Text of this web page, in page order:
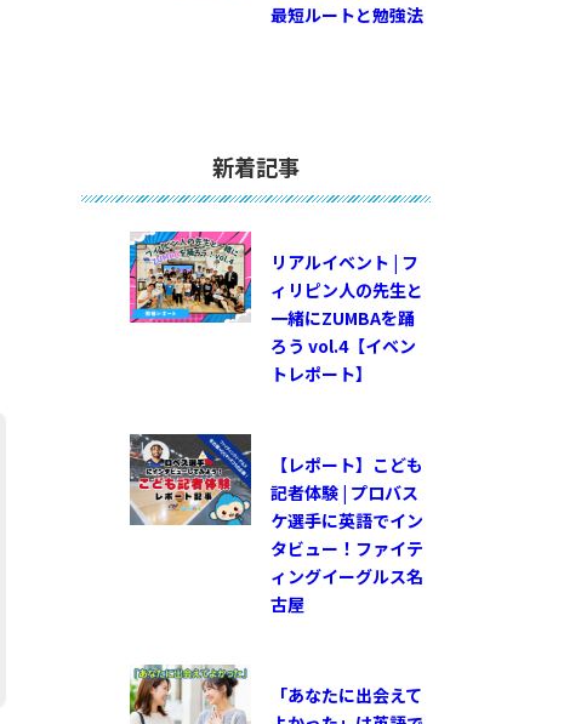
最短ルートと勉強法
新着記事
リアルイベント | フ
ィリピン人の先生と
一緒にZUMBAを踊
ろう vol.4【イベン
トレポート】
【レポート】こども
記者体験 | プロバス
ケ選手に英語でイン
タビュー！ファイテ
ィングイーグルス名
古屋
「あなたに出会えて